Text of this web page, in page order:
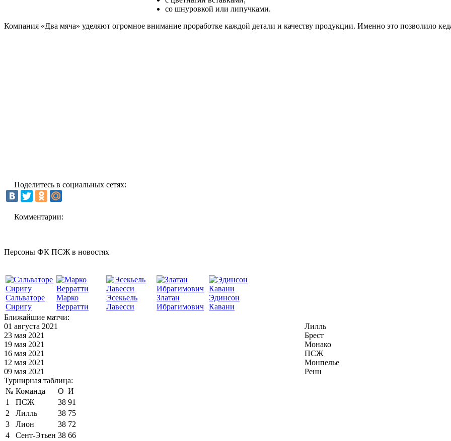
со шнуровкой или липучками.
Компания «Два мяча» уделяют огромное внимание проработке каждой детали и качеству продукции. Именно это позволило
Поделитесь в социальных сетях:
Комментарии:
Персоны ФК ПСЖ в новостях
Сальваторе
Сиригу
Марко
Верратти
Эсекьель
Лавесси
Златан
Ибрагимович
Эдинсон
Кавани
Ближайшие матчи:
01 августа 2021
Лилль
23 мая 2021
Брест
19 мая 2021
Монако
16 мая 2021
ПСЖ
12 мая 2021
Монпелье
09 мая 2021
Ренн
Турнирная таблица:
№ Команда О И
1
ПСЖ 38 91
2
Лилль 38 75
3
Лион 38 72
4
Сент-Этьен 38 66